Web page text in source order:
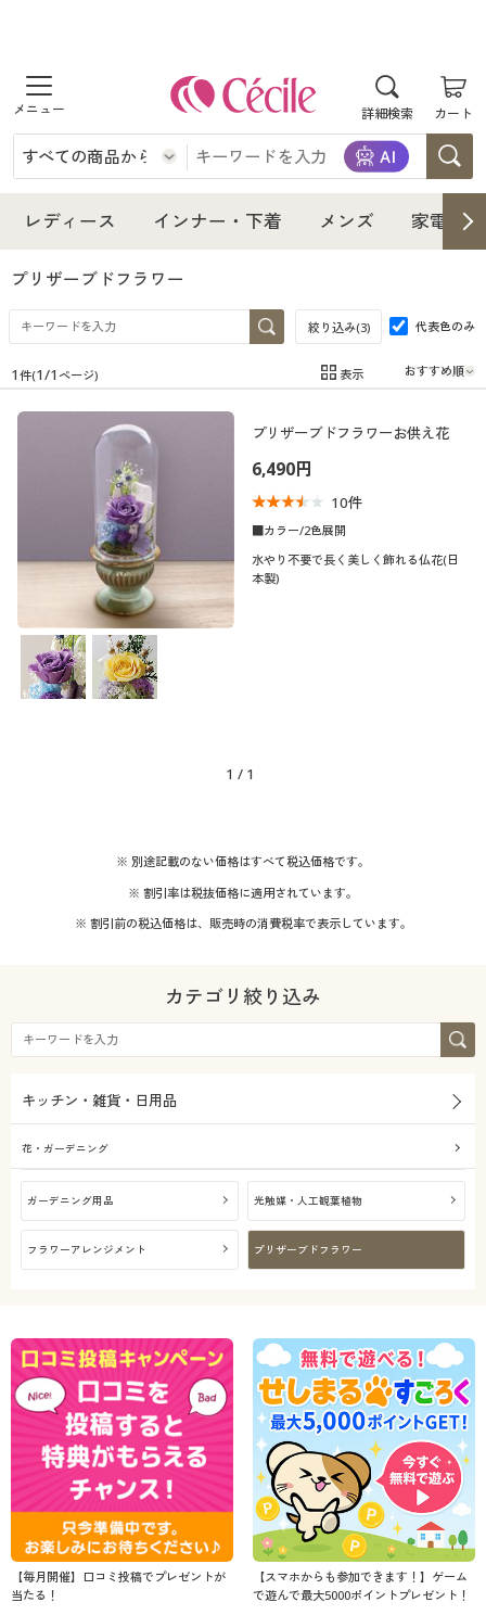
詳細検索 カート
商品を探す
レディース
レディースファッション
女性下着
インナー・下着
インナー・下着通販すべて
女性下着
メンズ下着
ジュニア・ティーンズ下着
メンズ
メンズ通販すべて
メンズファッション
メンズ下着
家電・雑貨
家電・雑貨すべて
キッチン・雑貨・日用品
寝具・インテリア・家具
寝具・インテリア・家具通販すべて
家具・収納
寝具・ベッド
カーテン・ラグ・ファブリック
美容・健康
美容・健康通販すべて
美容・健康・サプリメント
制服・スクール
制服・スクールすべて
制服・学生服
ジュニア・ティーンズ下着
大きいサイズ
大きいサイズ通販すべて
大きいサイズ レディース服
バーゲン
バーゲンセール
詳細検索
カタログ・チラシからのご注文
デジタルカタログ
会員メニュー
閲覧履歴
お気に入り
サポート
よくある質問とお問い合わせ
レディース インナー・下着 メンズ 家電・
プリザーブドフラワー
絞り込み(3) 代表色のみ
在庫 在庫のある商品のみ表示
カラー
閉じる
1 件(1/1 ページ) 表示
プリザーブドフラワーお供え花
6,490円
10件
■カラー/2色展開
水やり不要で長く美しく飾れる仏花(日
本製)
1 / 1
※ 別途記載のない価格はすべて税込価格です。
※ 割引率は税抜価格に適用されています。
※ 割引前の税込価格は、販売時の消費税率で表示しています。
カテゴリ絞り込み
キッチン・雑貨・日用品
花・ガーデニング
ガーデニング用品 光触媒・人工観葉植物
フラワーアレンジメント プリザーブドフラワー
【毎月開催】口コミ投稿でプレゼントが
当たる！
【スマホからも参加できます！】ゲーム
で遊んで最大5000ポイントプレゼント！